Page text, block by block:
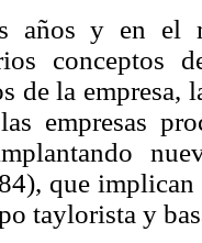
años y en el
conceptos
de la
empresas
que implican
taylorista y